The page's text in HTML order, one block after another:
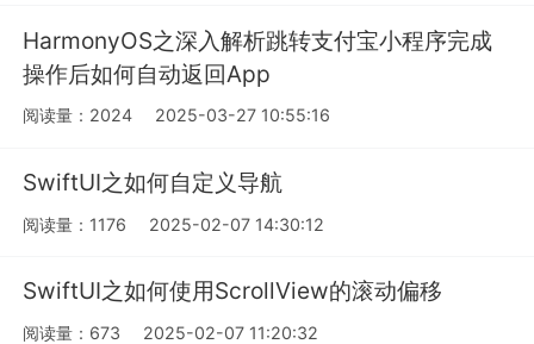
HarmonyOS之深入解析跳转支付宝小程序完成
操作后如何自动返回App
阅读量：2024 2025-03-27 10:55:16
SwiftUI之如何自定义导航
阅读量：1176 2025-02-07 14:30:12
SwiftUI之如何使用ScrollView的滚动偏移
阅读量：673 2025-02-07 11:20:32